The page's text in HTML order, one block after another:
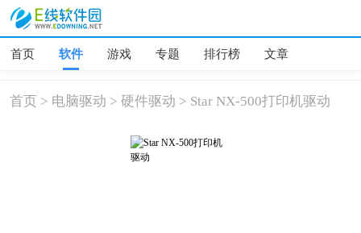
首页 软件 游戏 专题 排行榜 文章
首页 > 电脑驱动 >硬件驱动 > Star NX-500打印机驱动